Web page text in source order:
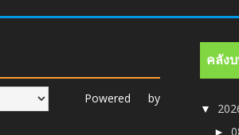
Powered by
คลัง
▼
►